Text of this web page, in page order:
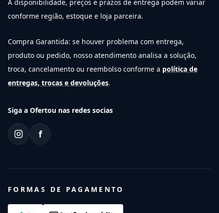
A disponibilidade, preços e prazos de entrega podem variar
conforme região, estoque e loja parceira.
Compra Garantida: se houver problema com entrega,
produto ou pedido, nosso atendimento analisa a solução,
troca, cancelamento ou reembolso conforme a política de
entregas, trocas e devoluções.
Siga a Ofertou nas redes socias
f
FORMAS DE PAGAMENTO